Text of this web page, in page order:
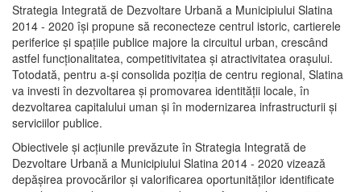
Strategia Integrată de Dezvoltare Urbană a Municipiului Slatina
2014 - 2020 își propune să reconecteze centrul istoric, cartierele
periferice şi spaţiile publice majore la circuitul urban, crescând
astfel funcţionalitatea, competitivitatea şi atractivitatea oraşului.
Totodată, pentru a-şi consolida poziţia de centru regional, Slatina
va investi în dezvoltarea şi promovarea identităţii locale, în
dezvoltarea capitalului uman şi în modernizarea infrastructurii şi
serviciilor publice.
Obiectivele şi acţiunile prevăzute în Strategia Integrată de
Dezvoltare Urbană a Municipiului Slatina 2014 - 2020 vizează
depășirea provocărilor şi valorificarea oportunităţilor identificate